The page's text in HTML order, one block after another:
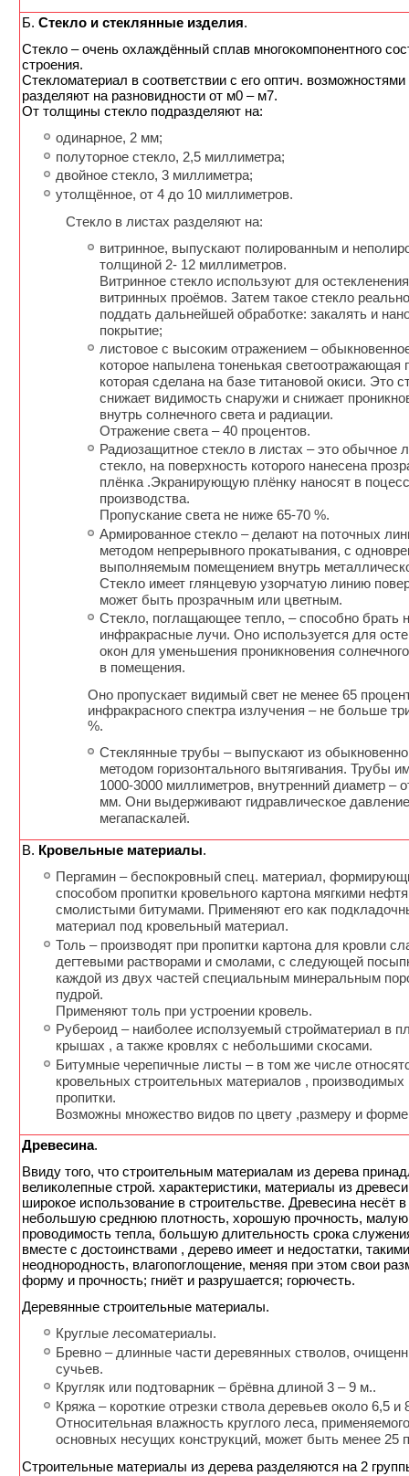
Б. Стекло и стеклянные изделия.
Cтекло – очень охлаждённый сплав многокомпонентного
строения.
Стекломатериал в соответствии с его оптич.
разделяют на разновидности от м0 – м7.
От толщины стекло подразделяют на:
одинарное, 2 мм;
полуторное стекло, 2,5 миллиметра;
двойное стекло, 3 миллиметра;
утолщённое, от 4 до 10 миллиметров.
Стекло в листах разделяют на:
витринное, выпускают полированным и
толщиной 2- 12 миллиметров.
Витринное стекло используют для
витринных проёмов. Затем такое стекло
поддать дальнейшей обработке: закалять и
покрытие;
листовое с высоким отражением –
которое напылена тоненькая светоотражающая
которая сделана на базе титановой окиси. Это
снижает видимость снаружи и снижает
внутрь солнечного света и радиации.
Отражение света – 40 процентов.
Радиозащитное стекло в листах – это обычное
стекло, на поверхность которого нанесена
плёнка .Экранирующую плёнку наносят в
производства.
Пропускание света не ниже 65-70 %.
Армированное стекло – делают на поточных
методом непрерывного прокатывания, с
выполняемым помещением внутрь
Стекло имеет глянцевую узорчатую линию
может быть прозрачным или цветным.
Стекло, поглащающее тепло, – способно брать
инфракрасные лучи. Оно используется для
окон для уменьшения проникновения
в помещения.
Оно пропускает видимый свет не менее 65
инфракрасного спектра излучения – не больше
%.
Cтеклянные трубы – выпускают из
методом горизонтального вытягивания. Трубы
1000-3000 миллиметров, внутренний диаметр –
мм. Они выдерживают гидравлическое
мегапаскалей.
В. Кровельные материалы.
Пергамин – беспокровный спец. материал,
способом пропитки кровельного картона мягкими
смолистыми битумами. Применяют его как
материал под кровельный материал.
Толь – производят при пропитки картона для кровли
дегтевыми растворами и смолами, с следующей
каждой из двух частей специальным минеральным
пудрой.
Применяют толь при устроении кровель.
Рубероид – наиболее исползуемый стройматериал в
крышах , а также кровлях с небольшими скосами.
Битумные черепичные листы – в том же числе
кровельных строительных материалов , производимых
пропитки.
Возможны множество видов по цвету ,размеру и
Древесина.
Ввиду того, что строительным материалам из дерева
великолепные строй. характеристики, материалы из
широкое использование в строительстве. Древесина несёт
небольшую среднюю плотность, хорошую прочность, малую
проводимость тепла, большую длительность срока
вместе с достоинствами , дерево имеет и недостатки,
неоднородность, влагопоглощение, меняя при этом свои
форму и прочность; гниёт и разрушается; горючесть.
Деревянные строительные материалы.
Круглые лесоматериалы.
Бревно – длинные части деревянных стволов,
сучьев.
Кругляк или подтоварник – брёвна длиной 3 – 9 м..
Кряжа – короткие отрезки ствола деревьев около 6,5 и
Относительная влажность круглого леса,
основных несущих конструкций, может быть менее 25
Строительные материалы из дерева разделяются на 2